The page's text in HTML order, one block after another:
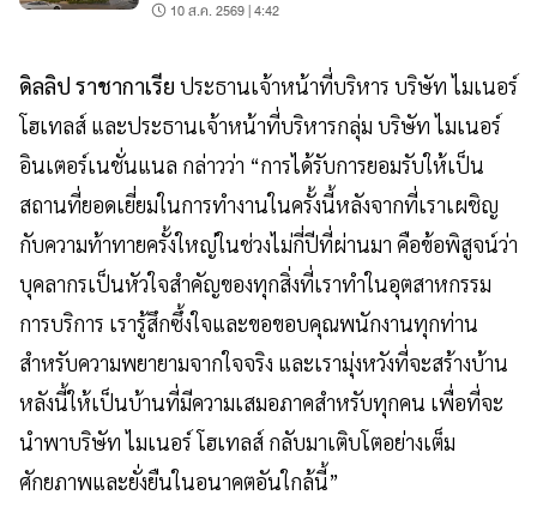
10 ส.ค. 2569 | 4:42
ดิลลิป ราชากาเรีย ประธานเจ้าหน้าที่บริหาร บริษัท ไมเนอร์
โฮเทลส์ และประธานเจ้าหน้าที่บริหารกลุ่ม บริษัท ไมเนอร์
อินเตอร์เนชั่นแนล กล่าวว่า “การได้รับการยอมรับให้เป็น
สถานที่ยอดเยี่ยมในการทำงานในครั้งนี้หลังจากที่เราเผชิญ
กับความท้าทายครั้งใหญ่ในช่วงไม่กี่ปีที่ผ่านมา คือข้อพิสูจน์ว่า
บุคลากรเป็นหัวใจสำคัญของทุกสิ่งที่เราทำในอุตสาหกรรม
การบริการ เรารู้สึกซึ้งใจและขอขอบคุณพนักงานทุกท่าน
สำหรับความพยายามจากใจจริง และเรามุ่งหวังที่จะสร้างบ้าน
หลังนี้ให้เป็นบ้านที่มีความเสมอภาคสำหรับทุกคน เพื่อที่จะ
นำพาบริษัท ไมเนอร์ โฮเทลส์ กลับมาเติบโตอย่างเต็ม
ศักยภาพและยั่งยืนในอนาคตอันใกล้นี้”